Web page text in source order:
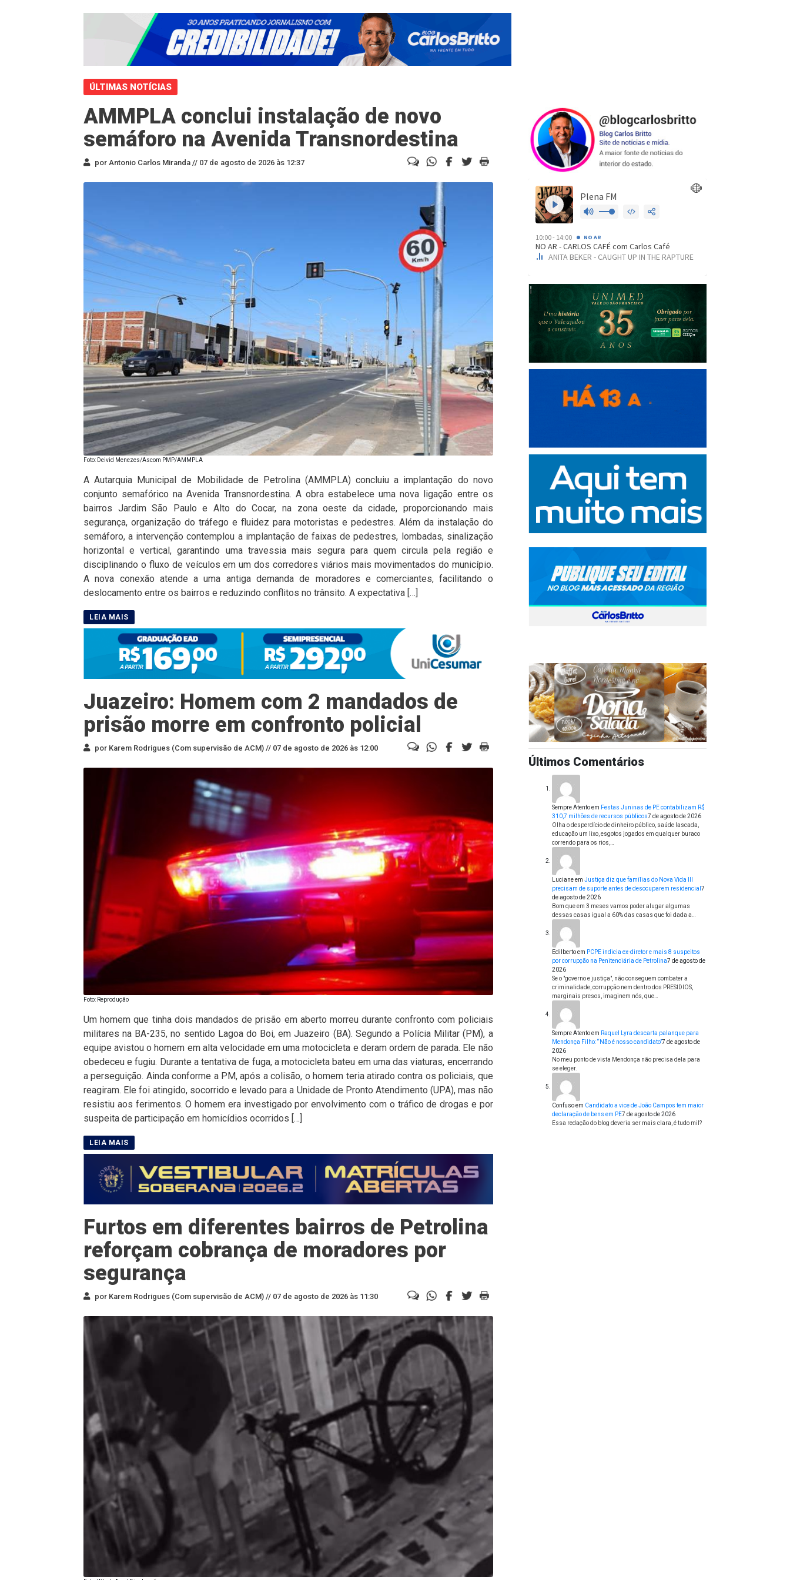
ÚLTIMAS NOTÍCIAS
AMMPLA conclui instalação de novo
semáforo na Avenida Transnordestina
por Antonio Carlos Miranda // 07 de agosto de 2026 às 12:37
Foto: Deivid Menezes/Ascom PMP/AMMPLA
A Autarquia Municipal de Mobilidade de Petrolina (AMMPLA) concluiu a implantação do novo
conjunto semafórico na Avenida Transnordestina. A obra estabelece uma nova ligação entre os
bairros Jardim São Paulo e Alto do Cocar, na zona oeste da cidade, proporcionando mais
segurança, organização do tráfego e fluidez para motoristas e pedestres. Além da instalação do
semáforo, a intervenção contemplou a implantação de faixas de pedestres, lombadas, sinalização
horizontal e vertical, garantindo uma travessia mais segura para quem circula pela região e
disciplinando o fluxo de veículos em um dos corredores viários mais movimentados do município.
A nova conexão atende a uma antiga demanda de moradores e comerciantes, facilitando o
deslocamento entre os bairros e reduzindo conflitos no trânsito. A expectativa […]
Juazeiro: Homem com 2 mandados de
prisão morre em confronto policial
por Karem Rodrigues (Com supervisão de ACM) // 07 de agosto de 2026 às 12:00
Foto: Reprodução
Um homem que tinha dois mandados de prisão em aberto morreu durante confronto com policiais
militares na BA-235, no sentido Lagoa do Boi, em Juazeiro (BA). Segundo a Polícia Militar (PM), a
equipe avistou o homem em alta velocidade em uma motocicleta e deram ordem de parada. Ele não
obedeceu e fugiu. Durante a tentativa de fuga, a motocicleta bateu em uma das viaturas, encerrando
a perseguição. Ainda conforme a PM, após a colisão, o homem teria atirado contra os policiais, que
reagiram. Ele foi atingido, socorrido e levado para a Unidade de Pronto Atendimento (UPA), mas não
resistiu aos ferimentos. O homem era investigado por envolvimento com o tráfico de drogas e por
suspeita de participação em homicídios ocorridos […]
Furtos em diferentes bairros de Petrolina
reforçam cobrança de moradores por
segurança
por Karem Rodrigues (Com supervisão de ACM) // 07 de agosto de 2026 às 11:30
Últimos Comentários
Sempre Atentoem Festas Juninas de PE contabilizam R$
310,7 milhões de recursos públicos7 de agosto de 2026
Olha o desperdício de dinheiro público, saúde lascada,
educação um lixo, esgotos jogados em qualquer buraco
correndo para os rios,…
Lucianeem Justiça diz que famílias do Nova Vida III
precisam de suporte antes de desocuparem residencial 7
de agosto de 2026
Bom que em 3 meses vamos poder alugar algumas
dessas casas igual a 60% das casas que foi dada a…
Edilbertoem PCPE indicia ex-diretor e mais 8 suspeitos
por corrupção na Penitenciária de Petrolina7 de agosto de
2026
Se o "governo e justiça", não conseguem combater a
criminalidade, corrupção nem dentro dos PRESIDIOS,
marginais presos, imaginem nós, que…
Sempre Atentoem Raquel Lyra descarta palanque para
Mendonça Filho: “Não é nosso candidato”7 de agosto de
2026
No meu ponto de vista Mendonça não precisa dela para
se eleger.
Confusoem Candidato a vice de João Campos tem maior
declaração de bens em PE7 de agosto de 2026
Essa redação do blog deveria ser mais clara, é tudo mil?